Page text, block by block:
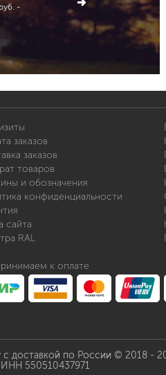
-
заказов
заказов
товаров
и обозначения
конфиденциальности
сайта
RAL
к оплате
с доставкой по России © 2018 -
550510437971